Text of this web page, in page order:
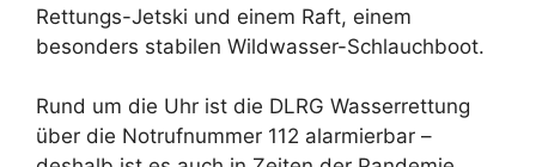
Rettungs-Jetski und einem Raft, einem
besonders stabilen Wildwasser-Schlauchboot.
Rund um die Uhr ist die DLRG Wasserrettung
über die Notrufnummer 112 alarmierbar –